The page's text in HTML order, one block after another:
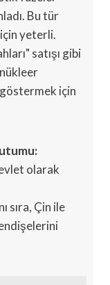
Bu tür
yeterli.
satışı gibi
için
olarak
sıra, Çin ile